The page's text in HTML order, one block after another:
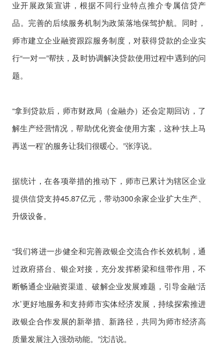
业开展政策宣讲，根据不同行业特点推介专属信贷产
品。完善的后续服务机制为政策落地保驾护航。同时，
师市建立企业融资跟踪服务制度，对获得贷款的企业实
行“一对一”帮扶，及时协调解决贷款使用过程中遇到的问
题。
“拿到贷款后，师市财政局（金融办）还会定期回访，了
解生产经营情况，帮助优化资金使用方案，这种‘扶上马
再送一程’的服务让我们很暖心。”张淳说。
据统计，在各项举措的推动下，师市已累计为辖区企业
提供信贷支持45.87亿元，带动300余家企业扩大生产、
升级设备。
“我们将进一步健全和完善政银企交流合作长效机制，通
过政府搭台、银企对接，充分发挥桥梁和纽带作用，不
断畅通企业融资渠道、破解企业发展难题，引导金融‘活
水’更好地服务和支持师市实体经济发展，持续探索推进
政银企合作发展的新举措、新路径，共同为师市经济高
质量发展注入强劲动能。”沈洁说。